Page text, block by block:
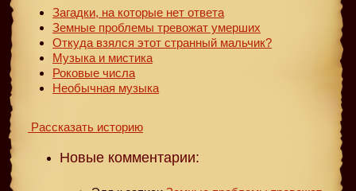
Загадки, на которые нет ответа
Земные проблемы тревожат умерших
Откуда взялся этот странный мальчик?
Музыка и мистика
Роковые числа
Необычная музыка
Рассказать историю
Новые комментарии: